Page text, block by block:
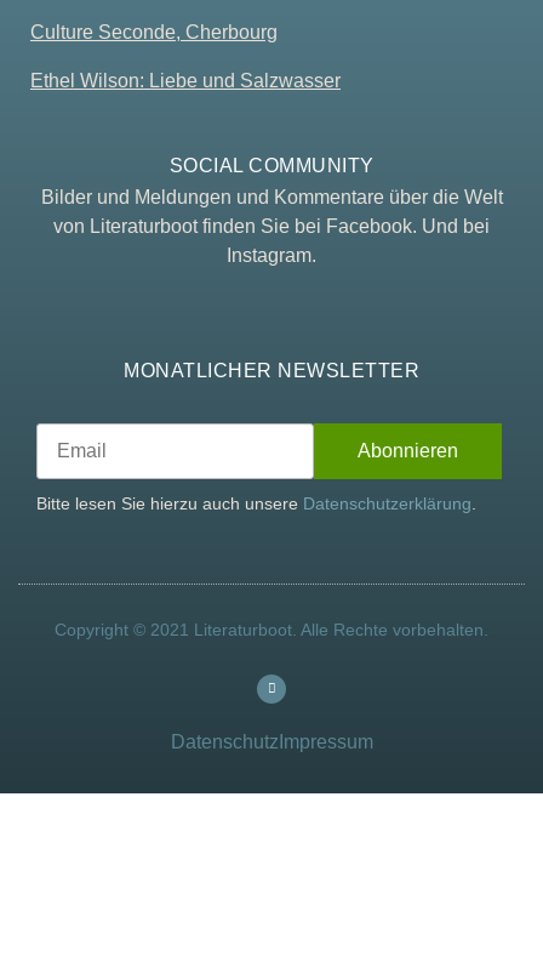
Culture Seconde, Cherbourg
Ethel Wilson: Liebe und Salzwasser
SOCIAL COMMUNITY
Bilder und Meldungen und Kommentare über die Welt
von Literaturboot finden Sie bei Facebook. Und bei
Instagram.
MONATLICHER NEWSLETTER
Bitte lesen Sie hierzu auch unsere Datenschutzerklärung
Copyright © 2021 Literaturboot. Alle Rechte vorbehalten.
Datenschutz Impressum